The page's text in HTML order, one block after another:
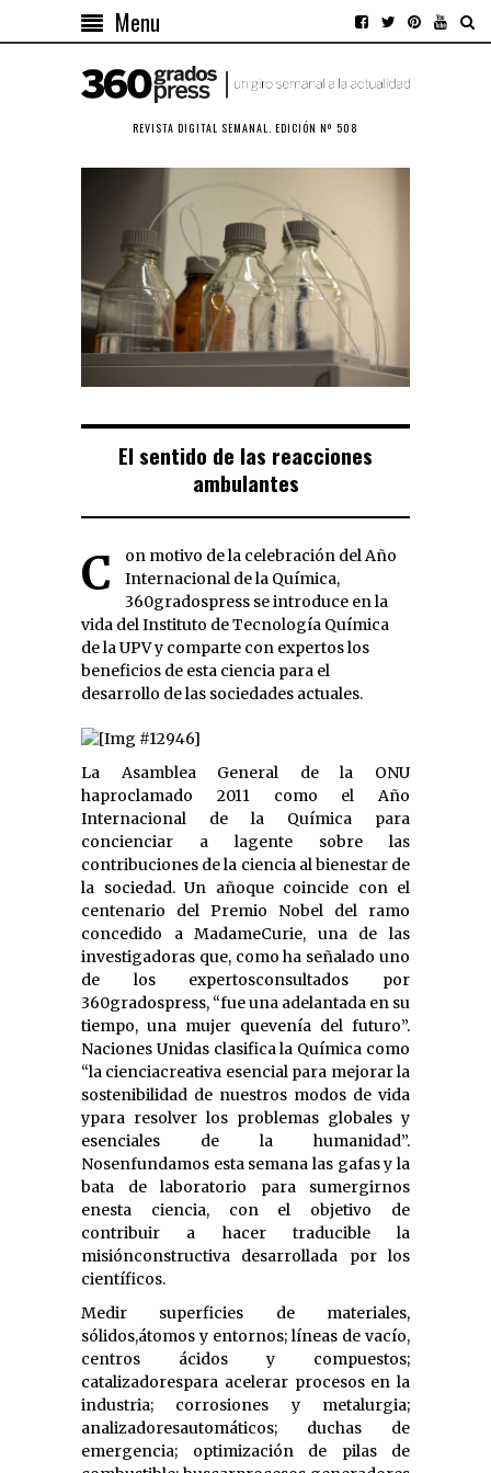
Menu
REVISTA DIGITAL SEMANAL. EDICIÓN Nº 508
El sentido de las reacciones
ambulantes
Con motivo de la celebración del Año
Internacional de la Química,
360gradospress se introduce en la
vida del Instituto de Tecnología Química
de la UPV y comparte con expertos los
beneficios de esta ciencia para el
desarrollo de las sociedades actuales.
La Asamblea General de la ONU
haproclamado 2011 como el Año
Internacional de la Química para
concienciar a lagente sobre las
contribuciones de la ciencia al bienestar de
la sociedad. Un añoque coincide con el
centenario del Premio Nobel del ramo
concedido a MadameCurie, una de las
investigadoras que, como ha señalado uno
de los expertosconsultados por
360gradospress, “fue una adelantada en su
tiempo, una mujer quevenía del futuro”.
Naciones Unidas clasifica la Química como
“la cienciacreativa esencial para mejorar la
sostenibilidad de nuestros modos de vida
ypara resolver los problemas globales y
esenciales de la humanidad”.
Nosenfundamos esta semana las gafas y la
bata de laboratorio para sumergirnos
enesta ciencia, con el objetivo de
contribuir a hacer traducible la
misiónconstructiva desarrollada por los
científicos.
Medir superficies de materiales,
sólidos,átomos y entornos; líneas de vacío,
centros ácidos y compuestos;
catalizadorespara acelerar procesos en la
industria; corrosiones y metalurgia;
analizadoresautomáticos; duchas de
emergencia; optimización de pilas de